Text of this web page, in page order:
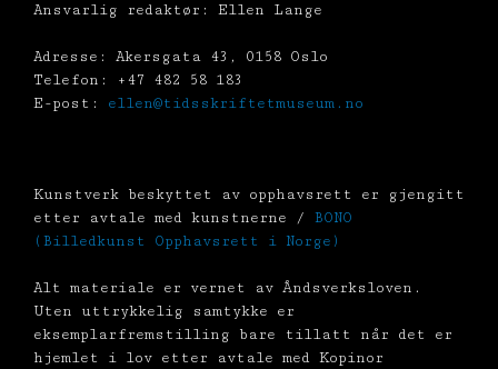
Ansvarlig redaktør: Ellen Lange
Adresse: Akersgata 43, 0158 Oslo
Telefon: +47 482 58 183
E-post: ellen@tidsskriftetmuseum.no
Kunstverk beskyttet av opphavsrett er gjengitt
etter avtale med kunstnerne / BONO
(Billedkunst Opphavsrett i Norge)
Alt materiale er vernet av Åndsverksloven.
Uten uttrykkelig samtykke er
eksemplarfremstilling bare tillatt når det er
hjemlet i lov etter avtale med Kopinor